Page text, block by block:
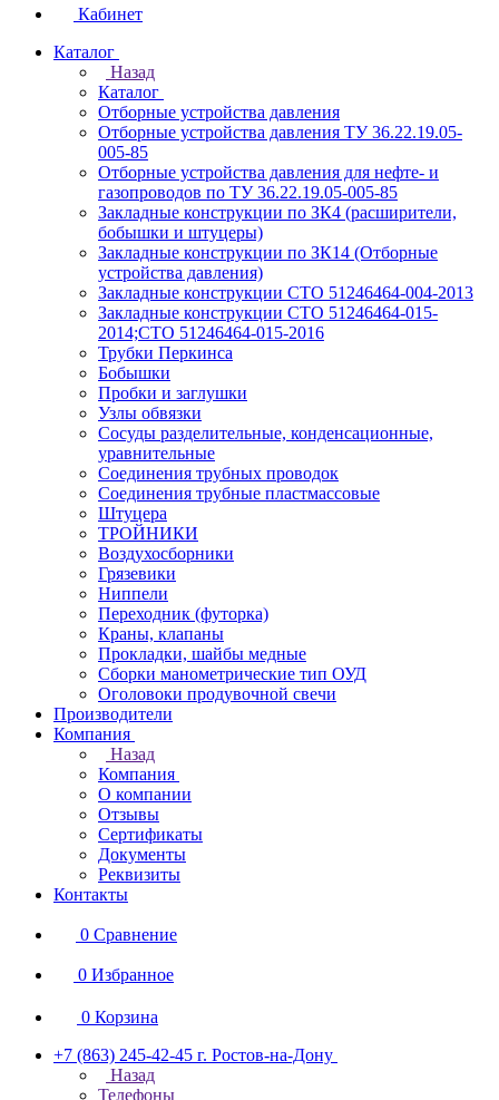
Кабинет
Каталог
Назад
Каталог
Отборные устройства давления
Отборные устройства давления ТУ 36.22.19.05-
005-85
Отборные устройства давления для нефте- и
газопроводов по ТУ 36.22.19.05-005-85
Закладные конструкции по ЗК4 (расширители,
бобышки и штуцеры)
Закладные конструкции по ЗК14 (Отборные
устройства давления)
Закладные конструкции СТО 51246464-004-2013
Закладные конструкции СТО 51246464-015-
2014;СТО 51246464-015-2016
Трубки Перкинса
Бобышки
Пробки и заглушки
Узлы обвязки
Сосуды разделительные, конденсационные,
уравнительные
Соединения трубных проводок
Соединения трубные пластмассовые
Штуцера
ТРОЙНИКИ
Воздухосборники
Грязевики
Ниппели
Переходник (футорка)
Краны, клапаны
Прокладки, шайбы медные
Сборки манометрические тип ОУД
Оголовоки продувочной свечи
Производители
Компания
Назад
Компания
О компании
Отзывы
Сертификаты
Документы
Реквизиты
Контакты
0 Сравнение
0 Избранное
0 Корзина
+7 (863) 245-42-45 г. Ростов-на-Дону
Назад
Телефоны